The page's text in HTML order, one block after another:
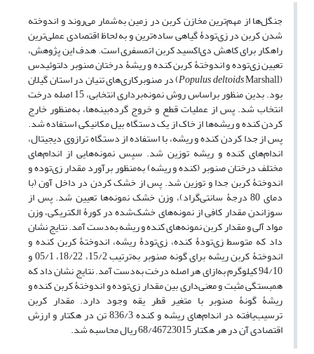
جنگل‌ها از مهم‌ترین مخازن کربن در زمین به‌شمار می‌روند و اندوخته
شدن کربن در زی‌تودۀ گیاهی ساده‌ترین و به لحاظ اقتصادی عملی‌ترین
راهکار برای کاهش دی‌اکسید کربن اتمسفری است. هدف این پژوهش،
تعیین زی‌توده و اندوختۀ کربن کنده و ریشۀ درختان صنوبر دلتوئیدس
(
Populusdeltoids Marshall) در صنوبرکاری‌های تنیان در استان گیلان
بود. بدین ‌منظور براساس روش نمونه‌برداری انتخابی، 15 اصله درخت
انتخاب شد. پس از عملیات قطع و خروج گرده‌بینه‌ها، به‌منظور خارج
کردن کنده و ریشه‌ها از خاک از یک دستگاه بیل مکانیکی استفاده شد.
پس از جدا کردن کنده و ریشه، با استفاده از دستگاه ترازوی دیجیتال،
اندام‌های کنده و ریشه توزین شد. سپس نمونه‌هایی از اندام‌های
مختلف درختان صنوبر (کنده و ریشه) به‌منظور برآورد مقدار زی‌توده و
اندوختۀ کربن جدا و توزین شد. پس از خشک کردن در داخل آون (با
دمای 80 درجۀ سانتی‌گراد)، وزن خشک نمونه‌ها تعیین شد. پس از
سوزاندن مقدار کافی از نمونه‌های خشک‌شده در کورۀ الکتریکی، وزن
مواد آلی و مقدار کربن نمونه‌های کنده و ریشه به‌دست آمد. نتایج نشان
داد که متوسط زی‌تودۀ کنده، زی‌تودۀ ریشه، اندوختۀ کربن کنده و
اندوختۀ کربن ریشه برای گونه صنوبر به‌ترتیب 15/2، 18/22، 05/1 و
94/10 کیلوگرم به‌ازای هر اصله درخت به‌دست آمد. نتایج نشان داد که
همبستگی مثبت و معنی‌داری بین مقدار زی‌توده و اندوختۀ کربن کنده و
ریشۀ گونۀ صنوبر با متغیر قطر یقه وجود دارد. مقدار کربن
ترسیب‌یافته در اندام‌های ریشه و کنده 836/3 تن در هکتار و ارزش
اقتصادی آن در هر هکتار 68/46723015 ریال محاسبه شد.